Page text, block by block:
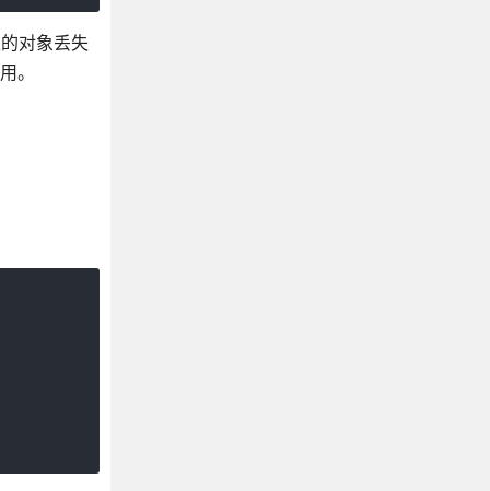
对象丢失
。